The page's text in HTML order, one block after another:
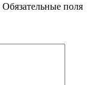
Обязательные поля